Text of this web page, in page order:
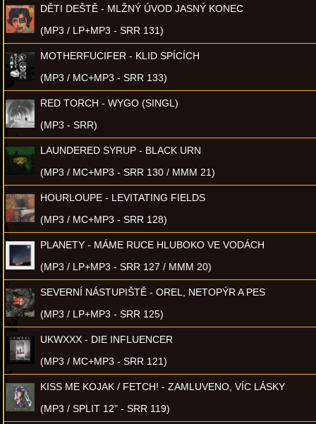
DĚTI DEŠTĚ - MLŽNÝ ÚVOD JASNÝ KONEC
(MP3 / LP+MP3 - SRR 131)
MOTHERFUCIFER - KLID SPÍCÍCH
(MP3 / MC+MP3 - SRR 133)
RED TORCH - WYGO (SINGL)
(MP3 - SRR)
LAUNDERED SYRUP - BLACK URN
(MP3 / MC+MP3 - SRR 130 / MMM 21)
HOURLOUPE - LEVITATING FIELDS
(MP3 / MC+MP3 - SRR 128)
PLANETY - MÁME RUCE HLUBOKO VE VODÁCH
(MP3 / LP+MP3 - SRR 127 / MMM 20)
SEVERNÍ NÁSTUPIŠTĚ - OREL, NETOPÝR A PES
(MP3 / LP+MP3 - SRR 125)
UKWXXX - DIE INFLUENCER
(MP3 / MC+MP3 - SRR 121)
KISS ME KOJAK / FETCH! - ZAMLUVENO, VÍC LÁSKY
(MP3 / SPLIT 12" - SRR 119)